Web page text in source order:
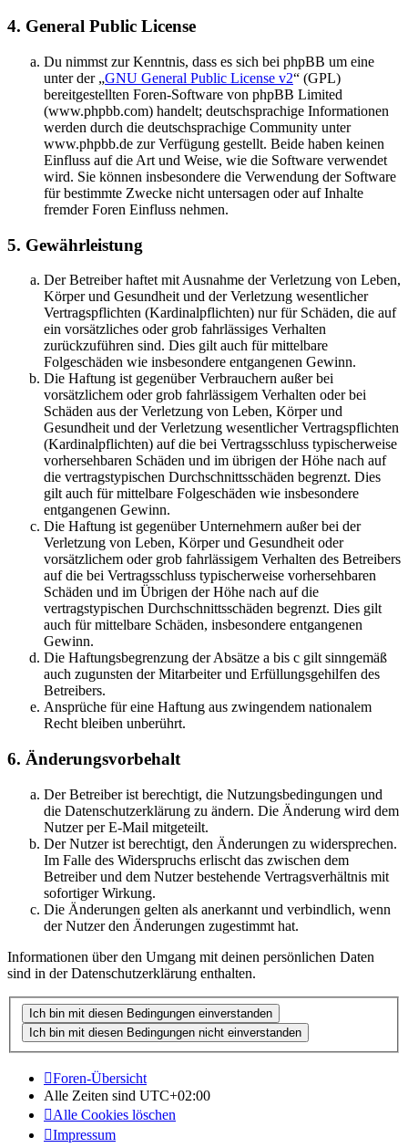
4. General Public License
Du nimmst zur Kenntnis, dass es sich bei phpBB um eine
unter der „GNU General Public License v2“ (GPL)
bereitgestellten Foren-Software von phpBB Limited
(www.phpbb.com) handelt; deutschsprachige Informationen
werden durch die deutschsprachige Community unter
www.phpbb.de zur Verfügung gestellt. Beide haben keinen
Einfluss auf die Art und Weise, wie die Software verwendet
wird. Sie können insbesondere die Verwendung der Software
für bestimmte Zwecke nicht untersagen oder auf Inhalte
fremder Foren Einfluss nehmen.
5. Gewährleistung
Der Betreiber haftet mit Ausnahme der Verletzung von Leben,
Körper und Gesundheit und der Verletzung wesentlicher
Vertragspflichten (Kardinalpflichten) nur für Schäden, die auf
ein vorsätzliches oder grob fahrlässiges Verhalten
zurückzuführen sind. Dies gilt auch für mittelbare
Folgeschäden wie insbesondere entgangenen Gewinn.
Die Haftung ist gegenüber Verbrauchern außer bei
vorsätzlichem oder grob fahrlässigem Verhalten oder bei
Schäden aus der Verletzung von Leben, Körper und
Gesundheit und der Verletzung wesentlicher Vertragspflichten
(Kardinalpflichten) auf die bei Vertragsschluss typischerweise
vorhersehbaren Schäden und im übrigen der Höhe nach auf
die vertragstypischen Durchschnittsschäden begrenzt. Dies
gilt auch für mittelbare Folgeschäden wie insbesondere
entgangenen Gewinn.
Die Haftung ist gegenüber Unternehmern außer bei der
Verletzung von Leben, Körper und Gesundheit oder
vorsätzlichem oder grob fahrlässigem Verhalten des Betreibers
auf die bei Vertragsschluss typischerweise vorhersehbaren
Schäden und im Übrigen der Höhe nach auf die
vertragstypischen Durchschnittsschäden begrenzt. Dies gilt
auch für mittelbare Schäden, insbesondere entgangenen
Gewinn.
Die Haftungsbegrenzung der Absätze a bis c gilt sinngemäß
auch zugunsten der Mitarbeiter und Erfüllungsgehilfen des
Betreibers.
Ansprüche für eine Haftung aus zwingendem nationalem
Recht bleiben unberührt.
6. Änderungsvorbehalt
Der Betreiber ist berechtigt, die Nutzungsbedingungen und
die Datenschutzerklärung zu ändern. Die Änderung wird dem
Nutzer per E-Mail mitgeteilt.
Der Nutzer ist berechtigt, den Änderungen zu widersprechen.
Im Falle des Widerspruchs erlischt das zwischen dem
Betreiber und dem Nutzer bestehende Vertragsverhältnis mit
sofortiger Wirkung.
Die Änderungen gelten als anerkannt und verbindlich, wenn
der Nutzer den Änderungen zugestimmt hat.
Informationen über den Umgang mit deinen persönlichen Daten
sind in der Datenschutzerklärung enthalten.
Foren-Übersicht
Alle Zeiten sind UTC+02:00
Alle Cookies löschen
Impressum